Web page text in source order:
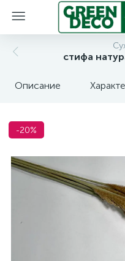
стифа
Описание
-20%